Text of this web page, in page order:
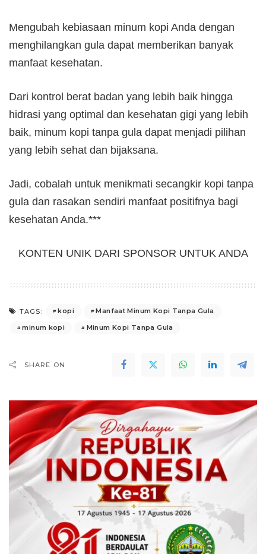
Mengubah kebiasaan minum kopi Anda dengan
menghilangkan gula dapat memberikan banyak
manfaat kesehatan.
Dari kontrol berat badan yang lebih baik hingga
hidrasi yang optimal dan kesehatan gigi yang lebih
baik, minum kopi tanpa gula dapat menjadi pilihan
yang lebih sehat dan bijaksana.
Jadi, cobalah untuk menikmati secangkir kopi tanpa
gula dan rasakan sendiri manfaat positifnya bagi
kesehatan Anda.***
KONTEN UNIK DARI SPONSOR UNTUK ANDA
TAGS: kopi
Manfaat Minum Kopi Tanpa Gula
minum kopi
Minum Kopi Tanpa Gula
SHARE ON